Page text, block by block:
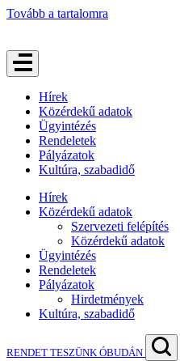
Tovább a tartalomra
Hírek
Közérdekű adatok
Ügyintézés
Rendeletek
Pályázatok
Kultúra, szabadidő
Hírek
Közérdekű adatok
Szervezeti felépítés
Közérdekű adatok
Ügyintézés
Rendeletek
Pályázatok
Hirdetmények
Kultúra, szabadidő
RENDET TESZÜNK ÓBUDÁN